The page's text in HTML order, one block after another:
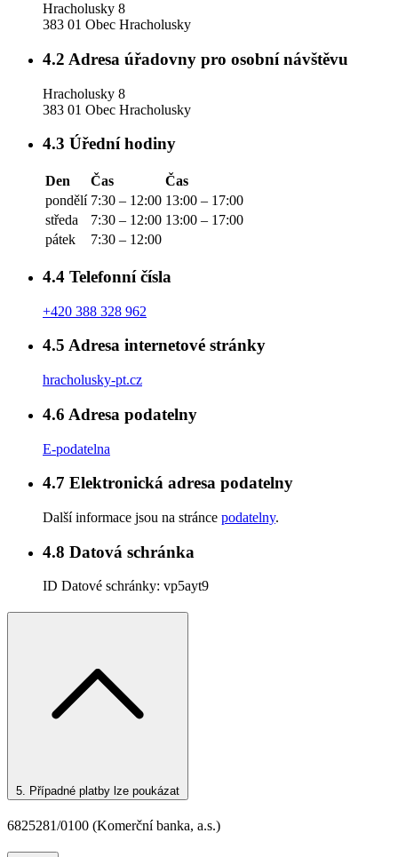
Hracholusky 8
383 01 Obec Hracholusky
4.2 Adresa úřadovny pro osobní návštěvu
Hracholusky 8
383 01 Obec Hracholusky
4.3 Úřední hodiny
Den Čas
Čas
pondělí 7:30 – 12:00 13:00 – 17:00
středa
7:30 – 12:00 13:00 – 17:00
pátek
7:30 – 12:00
4.4 Telefonní čísla
+420 388 328 962
4.5 Adresa internetové stránky
hracholusky-pt.cz
4.6 Adresa podatelny
E-podatelna
4.7 Elektronická adresa podatelny
Další informace jsou na stránce podatelny.
4.8 Datová schránka
ID Datové schránky: vp5ayt9
5. Případné platby lze poukázat
6825281/0100 (Komerční banka, a.s.)